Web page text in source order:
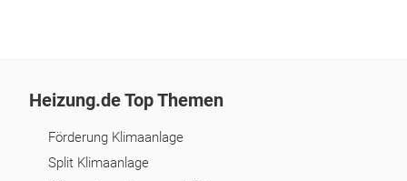
Heizung.de Top Themen
Förderung Klimaanlage
Split Klimaanlage